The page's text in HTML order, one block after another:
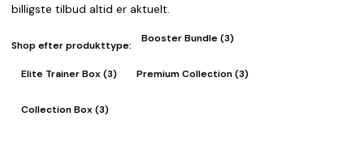
billigste tilbud altid er aktuelt.
Shop efter produkttype:
Booster Bundle (3)
Elite Trainer Box (3) Premium Collection (3)
Collection Box (3)